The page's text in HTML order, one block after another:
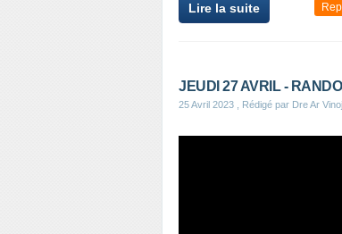
Lire la suite
JEUDI 27 AVRIL -
25 Avril 2023 , Rédigé par Dre Ar